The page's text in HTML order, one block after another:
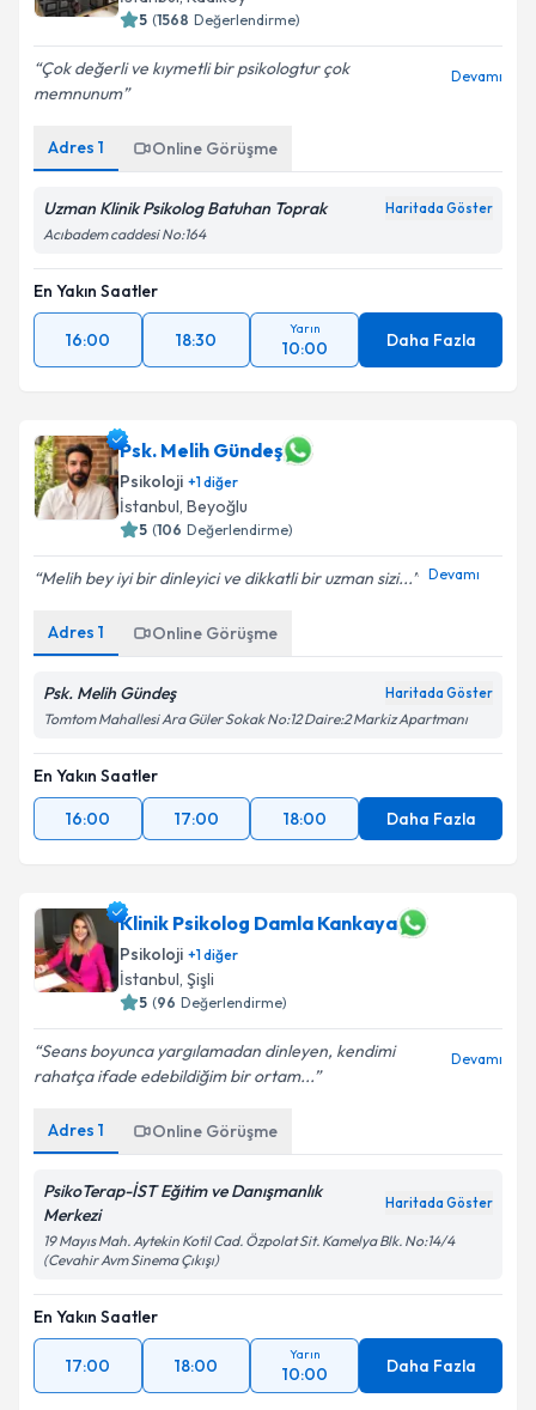
5 (1568 Değerlendirme)
Çok değerli ve kıymetli bir psikologtur çok
memnunum
Devamı
Adres 1 Online Görüşme
Uzman Klinik Psikolog Batuhan Toprak Haritada Göster
Acıbadem caddesi No:164
En Yakın Saatler
16:00 18:30
Yarın
10:00 Daha Fazla
Psk. Melih Gündeş
Psikoloji +1diğer
İstanbul, Beyoğlu
5 (106 Değerlendirme)
Melih bey iyi bir dinleyici ve dikkatli bir uzman sizi... Devamı
Adres 1 Online Görüşme
Psk. Melih Gündeş Haritada Göster
Tomtom Mahallesi Ara Güler Sokak No:12 Daire:2 Markiz Apartmanı
En Yakın Saatler
16:00
17:00 18:00 Daha Fazla
Klinik Psikolog Damla Kankaya
Psikoloji +1diğer
İstanbul, Şişli
5 (96 Değerlendirme)
Seans boyunca yargılamadan dinleyen, kendimi
rahatça ifade edebildiğim bir ortam...
Devamı
Adres 1 Online Görüşme
PsikoTerap-İST Eğitim ve Danışmanlık
Merkezi
Haritada Göster
19 Mayıs Mah. Aytekin Kotil Cad. Özpolat Sit. Kamelya Blk. No:14/4
(Cevahir Avm Sinema Çıkışı)
En Yakın Saatler
17:00 18:00
Yarın
10:00 Daha Fazla